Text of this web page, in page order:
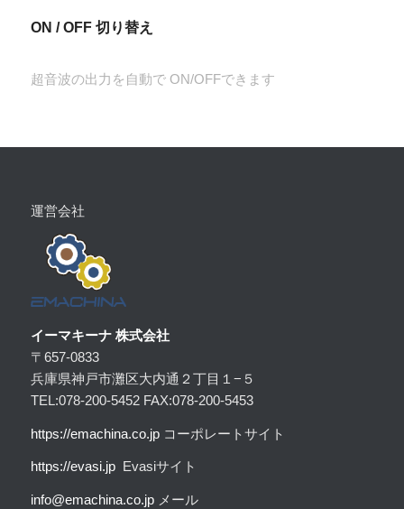
ON / OFF 切り替え
超音波の出力を自動で ON/OFFできます
運営会社
イーマキーナ 株式会社
〒657-0833
兵庫県神戸市灘区大内通２丁目１−５
TEL:078-200-5452 FAX:078-200-5453
https://emachina.co.jpコーポレートサイト
https://evasi.jpEvasiサイト
info@emachina.co.jp メール